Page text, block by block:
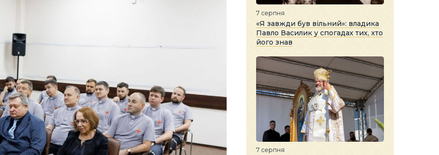
7 серпня
«Я завжди був вільний»: владика
Павло Василик у спогадах тих, хто
його знав
7 серпня